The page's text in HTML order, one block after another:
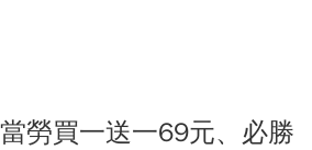
勞買一送一69元、必勝